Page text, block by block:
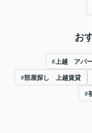
お
#上越 アパ
#部屋探し 上越賃貸
#